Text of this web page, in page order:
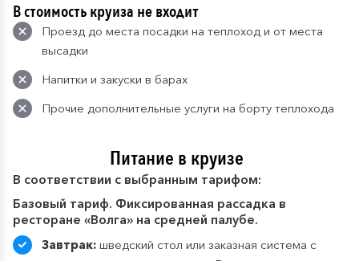
В стоимость круиза не входит
Проезд до места посадки на теплоход и от места
высадки
Напитки и закуски в барах
Прочие дополнительные услуги на борту теплохода
Питание в круизе
В соответствии с выбранным тарифом:
Базовый тариф. Фиксированная рассадка в
ресторане «Волга» на средней палубе.
Завтрак: шведский стол или заказная система с